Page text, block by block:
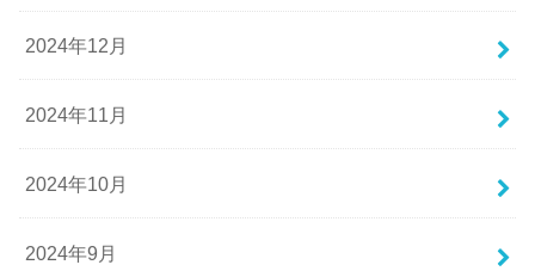
2024年12月
2024年11月
2024年10月
2024年9月